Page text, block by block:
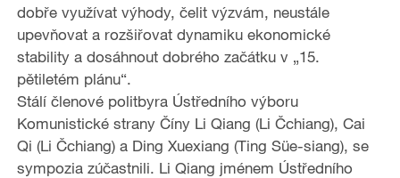
dobře využívat výhody, čelit výzvám, neustále
upevňovat a rozšiřovat dynamiku ekonomické
stability a dosáhnout dobrého začátku v „15.
pětiletém plánu“.
Stálí členové politbyra Ústředního výboru
Komunistické strany Číny Li Qiang (Li Čchiang), Cai
Qi (Li Čchiang) a Ding Xuexiang (Ting Süe-siang), se
sympozia zúčastnili. Li Qiang jménem Ústředního